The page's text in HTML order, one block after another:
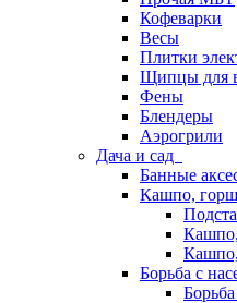
Кофеварки
Весы
Плитки
Щипцы для
Фены
Блендеры
Аэрогрили
Дача и сад
Банные
Кашпо,
Борьба с